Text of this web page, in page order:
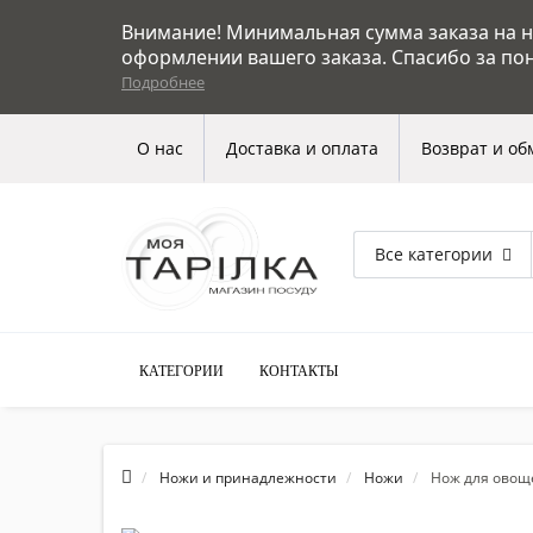
Внимание! Минимальная сумма заказа на
оформлении вашего заказа. Спасибо за
Подробнее
О нас Доставка и оплата Возврат и
Все категории
КАТЕГОРИИ КОНТАКТЫ
Ножи и принадлежности Ножи Нож для